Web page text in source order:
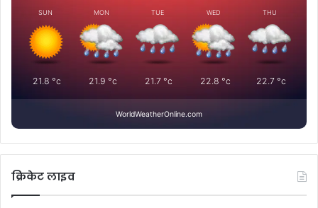
SUN
21.8 °c
MON
21.9 °c
TUE
21.7 °c
WED
22.8 °c
THU
22.7 °c
WorldWeatherOnline.com
क्रिकेट लाइव